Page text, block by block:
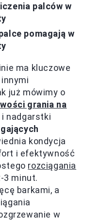
palców w
pomagają w
ma kluczowe
już mówimy o
grania na
i nadgarstki
kondycja
i efektywność
rozciągania
3 minut.
barkami, a
w